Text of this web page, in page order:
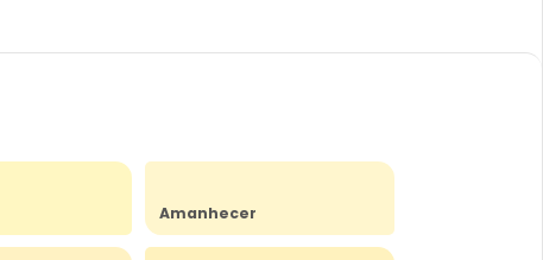
Amanhecer